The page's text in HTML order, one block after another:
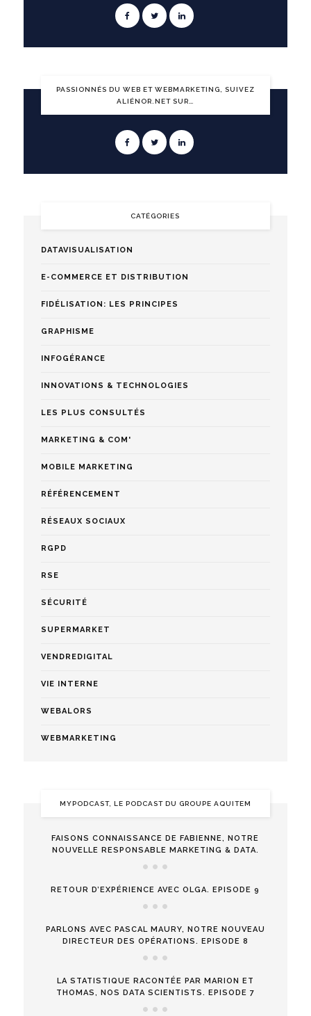
PASSIONNÉS DU WEB ET WEBMARKETING, SUIVEZ
ALIÉNOR.NET SUR…
CATÉGORIES
DATAVISUALISATION
E-COMMERCE ET DISTRIBUTION
FIDÉLISATION: LES PRINCIPES
GRAPHISME
INFOGÉRANCE
INNOVATIONS & TECHNOLOGIES
LES PLUS CONSULTÉS
MARKETING & COM'
MOBILE MARKETING
RÉFÉRENCEMENT
RÉSEAUX SOCIAUX
RGPD
RSE
SÉCURITÉ
SUPERMARKET
VENDREDIGITAL
VIE INTERNE
WEBALORS
WEBMARKETING
MYPODCAST, LE PODCAST DU GROUPE AQUITEM
FAISONS CONNAISSANCE DE FABIENNE, NOTRE
NOUVELLE RESPONSABLE MARKETING & DATA.
RETOUR D’EXPÉRIENCE AVEC OLGA. EPISODE 9
PARLONS AVEC PASCAL MAURY, NOTRE NOUVEAU
DIRECTEUR DES OPÉRATIONS. EPISODE 8
LA STATISTIQUE RACONTÉE PAR MARION ET
THOMAS, NOS DATA SCIENTISTS. EPISODE 7